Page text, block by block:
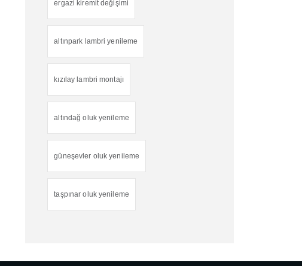
ergazi kiremit değişimi
altınpark lambri yenileme
kızılay lambri montajı
altındağ oluk yenileme
güneşevler oluk yenileme
taşpınar oluk yenileme